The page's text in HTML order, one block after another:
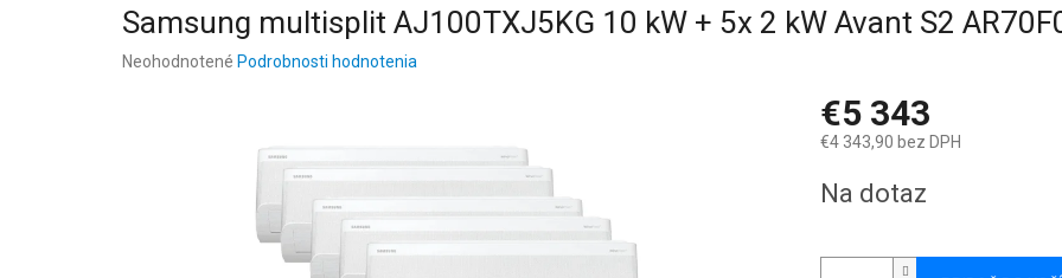
Samsung multisplit AJ100TXJ5KG 10 kW + 5x 2 kW Avant S2
Priemerné
Neohodnotené Podrobnosti hodnotenia
€5 343
€4 343,90 bez DPH
cena:
Na dotaz